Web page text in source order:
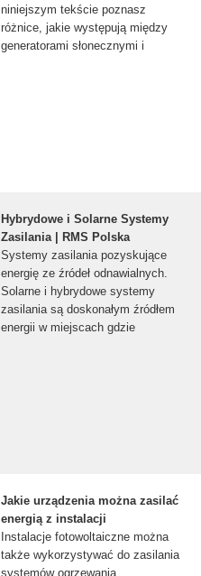
niniejszym tekście poznasz
różnice, jakie występują między
generatorami słonecznymi i
Hybrydowe i Solarne Systemy
Zasilania | RMS Polska
Systemy zasilania pozyskujące
energię ze źródeł odnawialnych.
Solarne i hybrydowe systemy
zasilania są doskonałym źródłem
energii w miejscach gdzie
Jakie urządzenia można zasilać
energią z instalacji
Instalacje fotowoltaiczne można
także wykorzystywać do zasilania
systemów ogrzewania